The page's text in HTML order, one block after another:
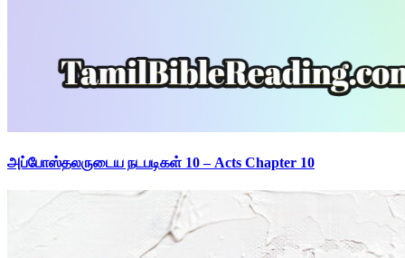
அப்போஸ்தலருடைய நடபடிகள் 10 – Acts Chapter 10